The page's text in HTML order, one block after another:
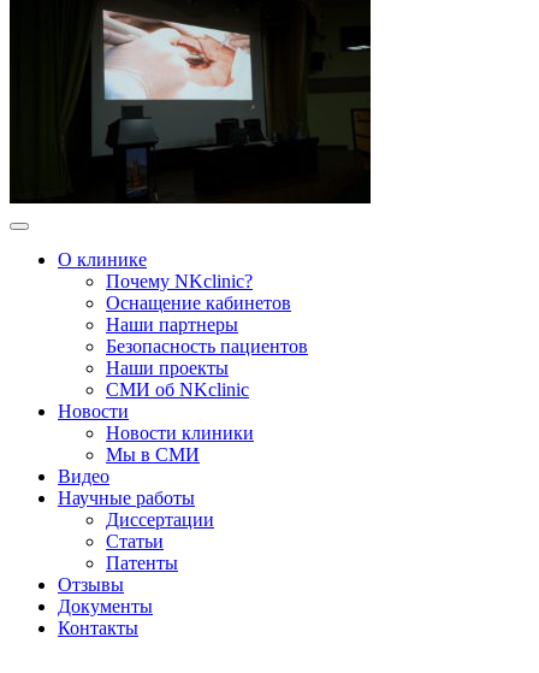
О клинике
Почему NKclinic?
Оснащение кабинетов
Наши партнеры
Безопасность пациентов
Наши проекты
СМИ об NKclinic
Новости
Новости клиники
Мы в СМИ
Видео
Научные работы
Диссертации
Статьи
Патенты
Отзывы
Документы
Контакты